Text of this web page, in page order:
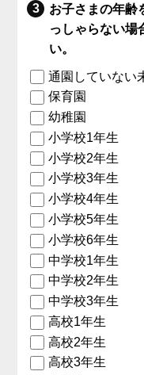
お子さまの年齢
っしゃらない場
い。
通園していない
保育園
幼稚園
小学校1年生
小学校2年生
小学校3年生
小学校4年生
小学校5年生
小学校6年生
中学校1年生
中学校2年生
中学校3年生
高校1年生
高校2年生
高校3年生